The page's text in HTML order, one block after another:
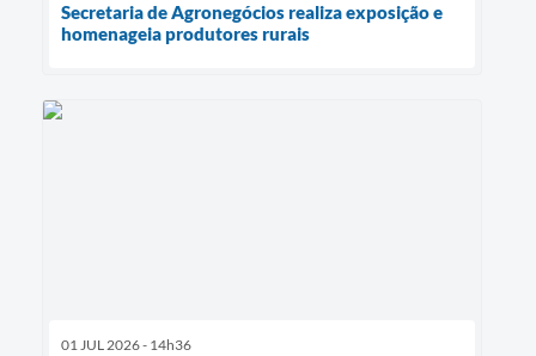
Secretaria de Agronegócios realiza exposição e
homenageia produtores rurais
01 JUL 2026 - 14h36